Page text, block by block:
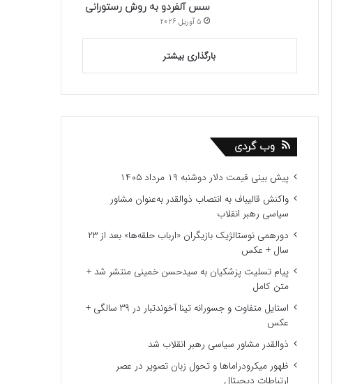
سس آلفردو به روش رستورانی
5 آوریل 2026
بارگذاری بیشتر
وب گردی
پیش‌ بینی قیمت دلار دوشنبه ۱۹ مرداد ۱۴۰۵
واکنش قالیباف به انتصاب ذوالقدر به‌عنوان مشاور
سیاسی رهبر انقلاب
دورهمی نوستالژیک بازیگران «ارباب حلقه‌ها» بعد از ۲۳
سال + عکس
پیام تسلیت پزشکیان به سیدحسن خمینی منتشر شد +
متن کامل
استایل متفاوت و جسورانه تینا آخوندتبار در ۳۹ سالگی +
عکس
ذوالقدر مشاور سیاسی رهبر انقلاب شد
ظهور میکرودراماها و تحول زبان تصویر در عصر
ارتباطات دیجیتال